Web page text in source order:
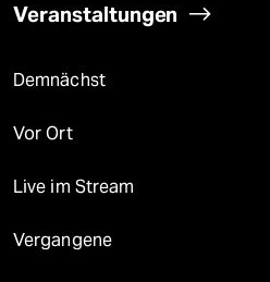
Veranstaltungen
Demnächst
Vor Ort
Live im Stream
Vergangene